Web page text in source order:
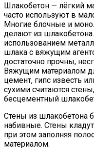
Шлакобетон — лёгкий
часто используют в
Многие блочные и
делают из
использованием
шлака с вяжущим
достаточно прочны,
Вяжущим материалом
цемент, гипс известь
сухими считаются
бесцементный
Стены из шлакобетона
набивные. Стены
при этом заполняя
материалом.